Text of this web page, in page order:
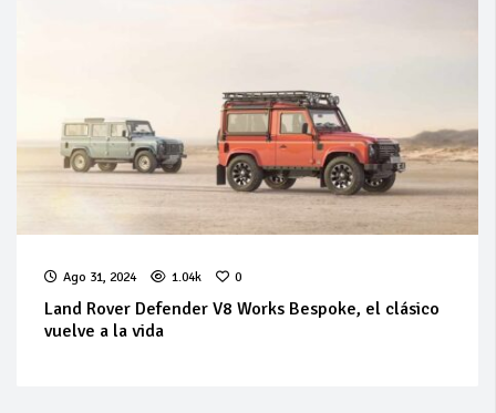
Ago 31, 2024 1.04k 0
Land Rover Defender V8 Works Bespoke, el clásico
vuelve a la vida